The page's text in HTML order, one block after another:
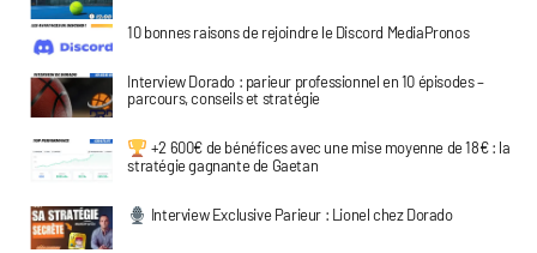
10 bonnes raisons de rejoindre le Discord MediaPronos
Interview Dorado : parieur professionnel en 10 épisodes –
parcours, conseils et stratégie
+2 600€ de bénéfices avec une mise moyenne de 18€ : la
stratégie gagnante de Gaetan
Interview Exclusive Parieur : Lionel chez Dorado